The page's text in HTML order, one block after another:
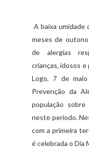
A baixa umidade
meses de
de alergias
crianças, idosos
Logo, 7 de
Prevenção da
população
neste período.
com a primeira
é celebrada o Dia